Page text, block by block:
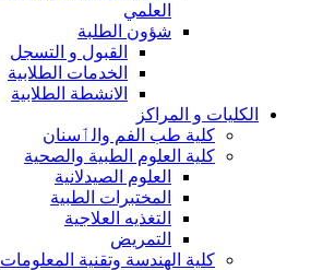
العلمي
شؤون الطلبة
القبول و التسجل
الخدمات الطلابية
الانشطة الطلابية
الكليات و المراكز
كلية طب الفم والٲسنان
كلية العلوم الطبية والصحية
العلوم الصيدلانية
المختبرات الطبية
التغذيه العلاجية
التمريض
كلية الهندسة وتقنية المعلومات